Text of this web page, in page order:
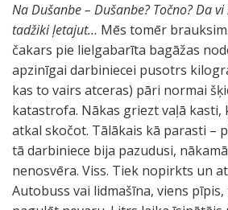
Na Dušanbe– Dušanbe? Točno? Da
tadžiki ļetajut… Mēs tomēr
čakars pie lielgabarīta bagāžas
apzinīgai darbiniecei pusotrs
kas to vairs atceras) pāri normai
katastrofa. Nākas griezt vaļā kasti,
atkal skočot. Tālākais kā parasti –
tā darbiniece bija pazudusi,
nenosvēra. Viss. Tiek nopirkts un
Autobuss vai lidmašīna, viens pīpis,